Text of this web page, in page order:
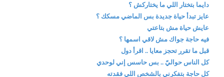
دايما بتختار اللي ما يختاركش ؟
عايز تبدأ حياة جديدة بس الماضي مسكك ؟
عايش حياة مش بتاعتي
فيه حاجة جواك مش لاقي اسمها ؟
قبل ما تقرر تحجز معايا .. اقرأ دول
كل الناس حواليّ .. بس حاسس إني لوحدي
كل حاجة بتفكرني بالشخص اللي فقدته